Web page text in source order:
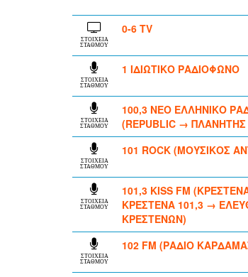
ΣΤΟΙΧΕΙΑ
ΣΤΑΘΜΟΥ
0-6 TV
ΣΤΟΙΧΕΙΑ
ΣΤΑΘΜΟΥ
1 ΙΔΙΩΤΙΚΟ ΡΑΔΙΟΦΩΝΟ
ΣΤΟΙΧΕΙΑ
ΣΤΑΘΜΟΥ
100,3 ΝΕΟ ΕΛΛΗΝΙΚΟ
(REPUBLIC → ΠΛΑΝΗΤΗΣ
ΣΤΟΙΧΕΙΑ
ΣΤΑΘΜΟΥ
101 ROCK (ΜΟΥΣΙΚΟΣ
ΣΤΟΙΧΕΙΑ
ΣΤΑΘΜΟΥ
101,3 KISS FM
ΚΡΕΣΤΕΝΑ 101,3 →
ΚΡΕΣΤΕΝΩΝ)
ΣΤΟΙΧΕΙΑ
ΣΤΑΘΜΟΥ
102 FM (ΡΑΔΙΟ